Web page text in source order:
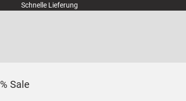
Schnelle Lieferung
% Sale